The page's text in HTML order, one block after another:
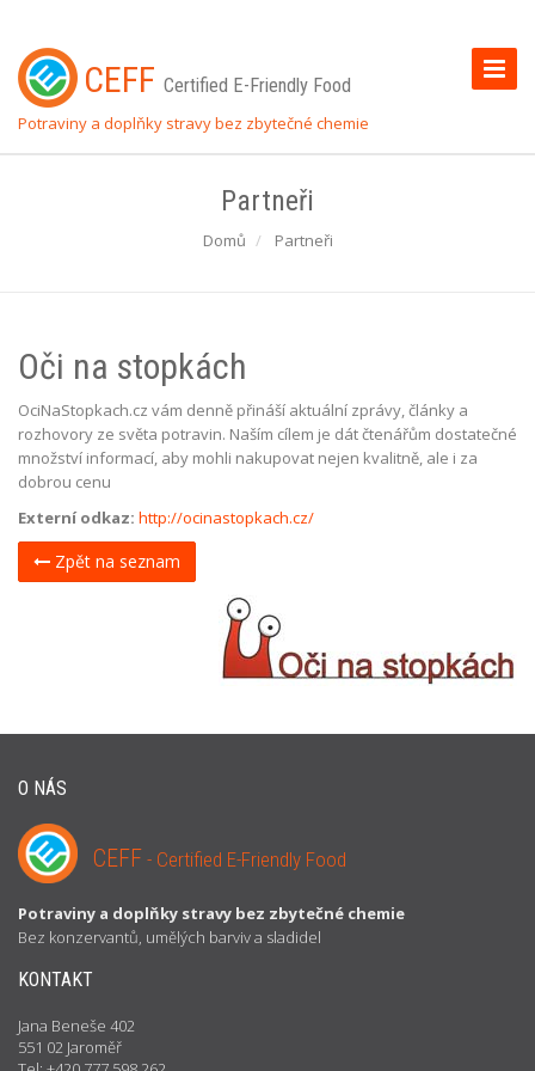
Toggle
CEFF Certified E-Friendly Food
Potraviny a doplňky stravy bez zbytečné chemie
Partneři
Domů Partneři
Oči na stopkách
OciNaStopkach.cz vám denně přináší aktuální zprávy, články a
rozhovory ze světa potravin. Naším cílem je dát čtenářům dostatečné
množství informací, aby mohli nakupovat nejen kvalitně, ale i za
dobrou cenu
Externí odkaz: http://ocinastopkach.cz/
Zpět na seznam
O NÁS
CEFF - Certified E-Friendly Food
Potraviny a doplňky stravy bez zbytečné chemie
Bez konzervantů, umělých barviv a sladidel
KONTAKT
Jana Beneše 402
551 02 Jaroměř